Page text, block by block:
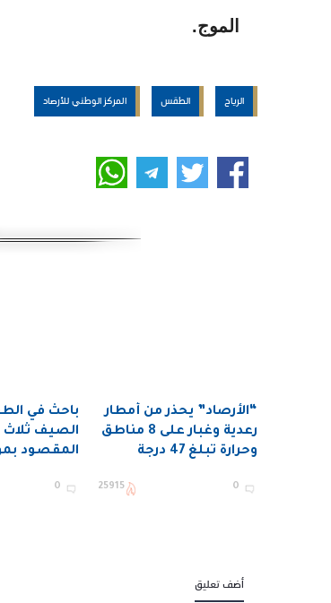
الموج.
الرياح الطقس المركز الوطني للأرصاد
“الأرصاد” يحذّر من أمطار
رعدية وغبار على 8 مناطق
وحرارة تبلغ 47 درجة
0
25915
باحث في
الصيف ثلاث
المقصود
0
أضف تعليق